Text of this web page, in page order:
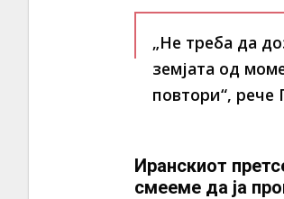
„Не треба да
земјата од
повтори“, рече
Иранскиот
смееме да ја